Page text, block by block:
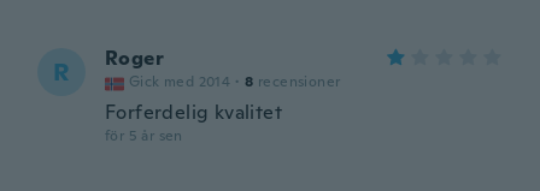
R Roger
Gick med 2014 · 8 recensioner
Forferdelig kvalitet
för 5 år sen